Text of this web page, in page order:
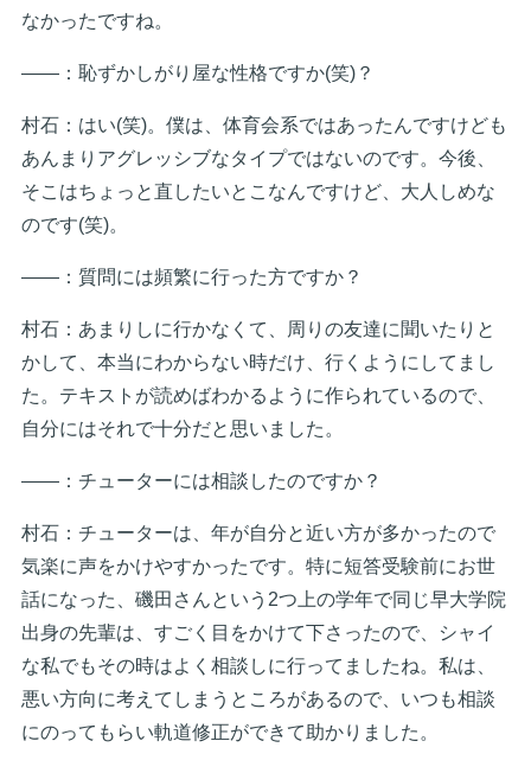
なかったですね。
――：恥ずかしがり屋な性格ですか(笑)？
村石：はい(笑)。僕は、体育会系ではあったんですけども
あんまりアグレッシブなタイプではないのです。今後、
そこはちょっと直したいとこなんですけど、大人しめな
のです(笑)。
――：質問には頻繁に行った方ですか？
村石：あまりしに行かなくて、周りの友達に聞いたりと
かして、本当にわからない時だけ、行くようにしてまし
た。テキストが読めばわかるように作られているので、
自分にはそれで十分だと思いました。
――：チューターには相談したのですか？
村石：チューターは、年が自分と近い方が多かったので
気楽に声をかけやすかったです。特に短答受験前にお世
話になった、磯田さんという2つ上の学年で同じ早大学院
出身の先輩は、すごく目をかけて下さったので、シャイ
な私でもその時はよく相談しに行ってましたね。私は、
悪い方向に考えてしまうところがあるので、いつも相談
にのってもらい軌道修正ができて助かりました。